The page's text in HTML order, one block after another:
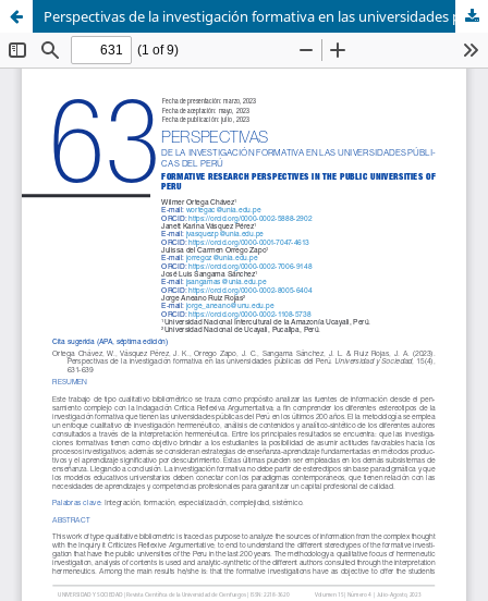
Perspectivas de la investigación formativa en las universidades públicas del Perú